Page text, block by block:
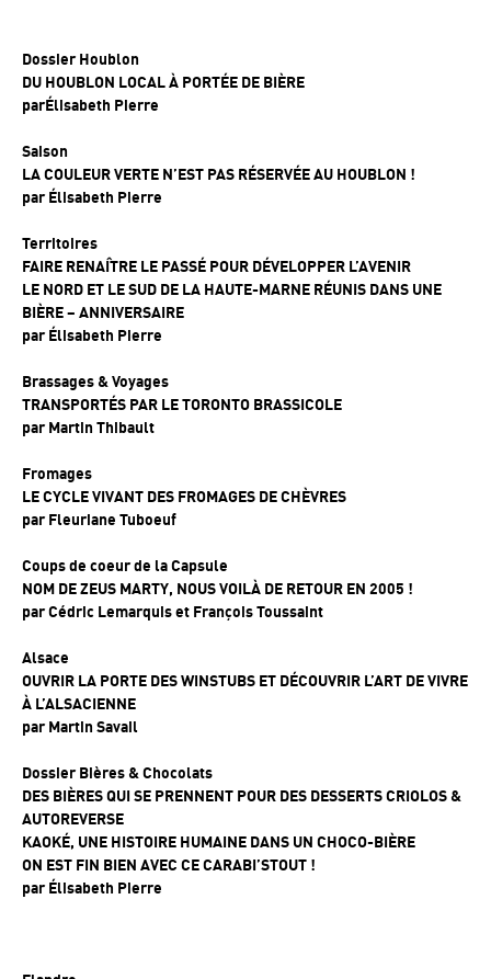
Dossier Houblon
DU HOUBLON LOCAL À PORTÉE DE BIÈRE
parÉlisabeth Pierre
Saison
LA COULEUR VERTE N’EST PAS RÉSERVÉE AU HOUBLON !
parÉlisabeth Pierre
Territoires
FAIRE RENAÎTRE LE PASSÉ POUR DÉVELOPPER L’AVENIR
LE NORD ET LE SUD DE LA HAUTE-MARNE RÉUNIS DANS UNE
BIÈRE – ANNIVERSAIRE
parÉlisabeth Pierre
Brassages & Voyages
TRANSPORTÉS PAR LE TORONTO BRASSICOLE
parMartin Thibault
Fromages
LE CYCLE VIVANT DES FROMAGES DE CHÈVRES
parFleuriane Tuboeuf
Coups de coeur de la Capsule
NOM DE ZEUS MARTY, NOUS VOILÀ DE RETOUR EN 2005 !
parCédric Lemarquis et François Toussaint
Alsace
OUVRIR LA PORTE DES WINSTUBS ET DÉCOUVRIR L’ART DE VIVRE
À L’ALSACIENNE
parMartin Savail
Dossier Bières & Chocolats
DES BIÈRES QUI SE PRENNENT POUR DES DESSERTS CRIOLOS &
AUTOREVERSE
KAOKÉ, UNE HISTOIRE HUMAINE DANS UN CHOCO-BIÈRE
ON EST FIN BIEN AVEC CE CARABI’STOUT !
parÉlisabeth Pierre